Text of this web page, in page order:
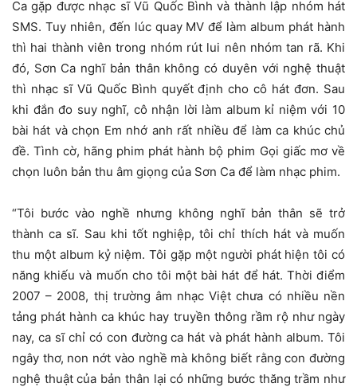
Ca gặp được nhạc sĩ Vũ Quốc Bình và thành lập nhóm hát
SMS. Tuy nhiên, đến lúc quay MV để làm album phát hành
thì hai thành viên trong nhóm rút lui nên nhóm tan rã. Khi
đó, Sơn Ca nghĩ bản thân không có duyên với nghệ thuật
thì nhạc sĩ Vũ Quốc Bình quyết định cho cô hát đơn. Sau
khi đắn đo suy nghĩ, cô nhận lời làm album kỉ niệm với 10
bài hát và chọn Em nhớ anh rất nhiều để làm ca khúc chủ
đề. Tình cờ, hãng phim phát hành bộ phim Gọi giấc mơ về
chọn luôn bản thu âm giọng của Sơn Ca để làm nhạc phim.
“Tôi bước vào nghề nhưng không nghĩ bản thân sẽ trở
thành ca sĩ. Sau khi tốt nghiệp, tôi chỉ thích hát và muốn
thu một album kỷ niệm. Tôi gặp một người phát hiện tôi có
năng khiếu và muốn cho tôi một bài hát để hát. Thời điểm
2007 – 2008, thị trường âm nhạc Việt chưa có nhiều nền
tảng phát hành ca khúc hay truyền thông rầm rộ như ngày
nay, ca sĩ chỉ có con đường ca hát và phát hành album. Tôi
ngây thơ, non nớt vào nghề mà không biết rằng con đường
nghệ thuật của bản thân lại có những bước thăng trầm như